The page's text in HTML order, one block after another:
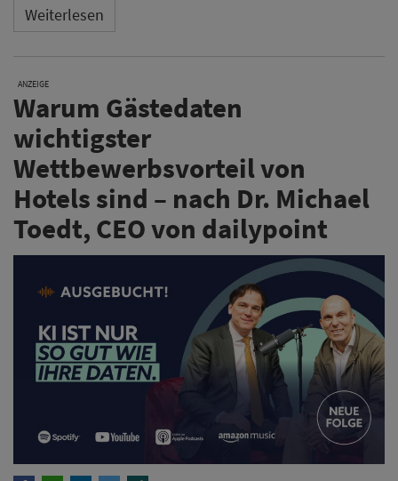
Warum Gästedaten so wertvoll sind und wie sie am
sinnvollsten gemanagt werden, um für KI-Anbindung
und Automatisierung möglichst großen Nutzen zu
stiften, erklärt dailypoint-Geschäftsführer Dr. Michael
Toedt in der 8. Folge des HotelPartner-Podcasts
Weiterlesen